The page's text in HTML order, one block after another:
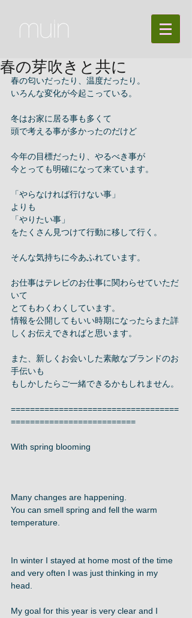
春の芽吹きと共に
春の匂いだったり、温度だったり。
いろんな変化が今起こっている。
冬はお家に居る事も多くて
頭で考える事が多かったのだけど
今年の目標だったり、やるべき事が
今とっても明確になって来ています。
「やらなければ行けない事」
よりも
「やりたい事」
をたくさん見つけて行動に移して行く。
そんな気持ちに今あふれています。
お仕事はテレビのお仕事に関わらせていただ
いて
とてもわくわくしています。
情報を公開してもいい時期になったらまた詳
しくお伝えできればと思います。
また、新しくお会いした素敵なブランドのお
手伝いも
もしかしたらご一緒できるかもしれません。
===================================
==========================
With spring blooming
Many changes are happening.
You can smell spring and fell the warm
temperature.
In winter I stayed at home most of the time
and very often I was just thinking in my
head.
My goal for this year is very clear and I